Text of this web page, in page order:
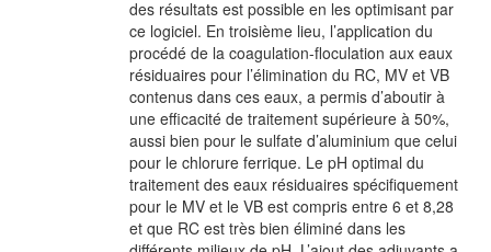
des résultats est possible en les optimisant par
ce logiciel. En troisième lieu, l’application du
procédé de la coagulation-floculation aux eaux
résiduaires pour l’élimination du RC, MV et VB
contenus dans ces eaux, a permis d’aboutir à
une efficacité de traitement supérieure à 50%,
aussi bien pour le sulfate d’aluminium que celui
pour le chlorure ferrique. Le pH optimal du
traitement des eaux résiduaires spécifiquement
pour le MV et le VB est compris entre 6 et 8,28
et que RC est très bien éliminé dans les